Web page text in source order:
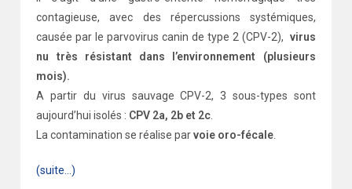
contagieuse, avec des répercussions systémiques,
causée par le parvovirus canin de type 2 (CPV-2), virus
nu très résistant dans l’environnement (plusieurs
mois).
A partir du virus sauvage CPV-2, 3 sous-types sont
aujourd’hui isolés : CPV 2a, 2b et 2c
La contamination se réalise parvoie oro-fécale
(suite…)